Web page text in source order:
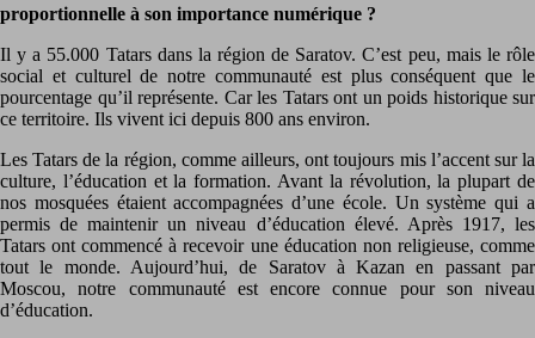
proportionnelle à son importance numérique ?
Il y a 55.000 Tatars dans la région de Saratov. C’est peu, mais le rôle
social et culturel de notre communauté est plus conséquent que le
pourcentage qu’il représente. Car les Tatars ont un poids historique sur
ce territoire. Ils vivent ici depuis 800 ans environ.
Les Tatars de la région, comme ailleurs, ont toujours mis l’accent sur la
culture, l’éducation et la formation. Avant la révolution, la plupart de
nos mosquées étaient accompagnées d’une école. Un système qui a
permis de maintenir un niveau d’éducation élevé. Après 1917, les
Tatars ont commencé à recevoir une éducation non religieuse, comme
tout le monde. Aujourd’hui, de Saratov à Kazan en passant par
Moscou, notre communauté est encore connue pour son niveau
d’éducation.